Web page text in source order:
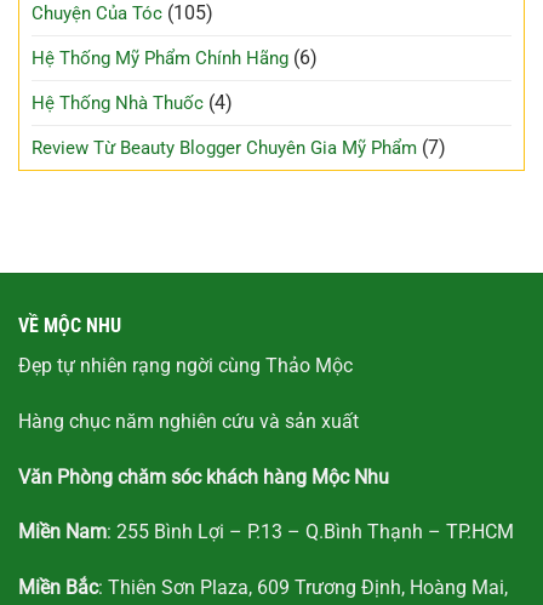
Chuyện Của Tóc (105)
Hệ Thống Mỹ Phẩm Chính Hãng (6)
Hệ Thống Nhà Thuốc (4)
Review Từ Beauty Blogger Chuyên Gia Mỹ Phẩm (7)
VỀ MỘC NHU
Đẹp tự nhiên rạng ngời cùng Thảo Mộc
Hàng chục năm nghiên cứu và sản xuất
Văn Phòng chăm sóc khách hàng Mộc Nhu
Miền Nam: 255 Bình Lợi – P.13 – Q.Bình Thạnh – TP.HCM
Miền Bắc: Thiên Sơn Plaza, 609 Trương Định, Hoàng Mai,